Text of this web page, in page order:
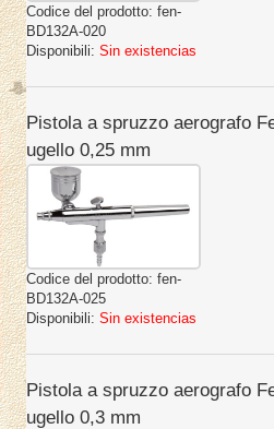
Codice del prodotto: fen-
BD132A-020
Disponibili: Sin existencias
Pistola a spruzzo aerografo
ugello 0,25 mm
Codice del prodotto: fen-
BD132A-025
Disponibili: Sin existencias
Pistola a spruzzo aerografo
ugello 0,3 mm